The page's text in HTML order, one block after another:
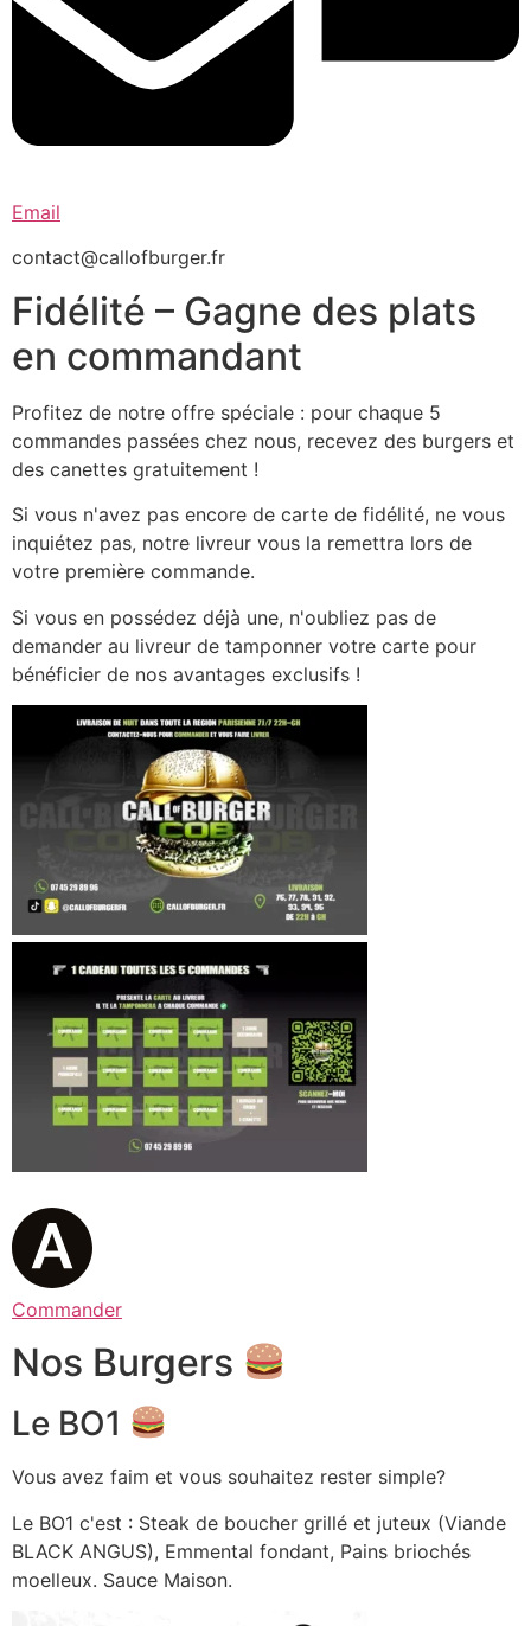
Email
contact@callofburger.fr
Fidélité – Gagne des plats
en commandant
Profitez de notre offre spéciale : pour chaque 5
commandes passées chez nous, recevez des burgers et
des canettes gratuitement !
Si vous n'avez pas encore de carte de fidélité, ne vous
inquiétez pas, notre livreur vous la remettra lors de
votre première commande.
Si vous en possédez déjà une, n'oubliez pas de
demander au livreur de tamponner votre carte pour
bénéficier de nos avantages exclusifs !
Commander
Nos Burgers
Le BO1
Vous avez faim et vous souhaitez rester simple?
Le BO1 c'est : Steak de boucher grillé et juteux (Viande
BLACK ANGUS), Emmental fondant, Pains briochés
moelleux. Sauce Maison.